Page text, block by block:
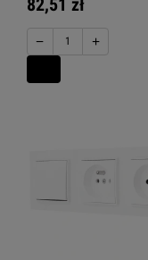
82,51 zł
− +